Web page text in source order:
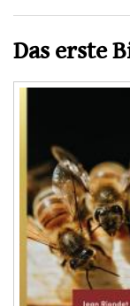
Das erste